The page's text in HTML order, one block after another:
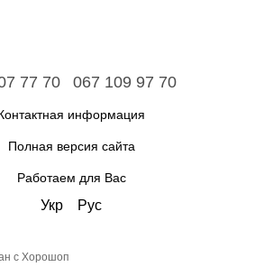
77 70 067 109 97 70
информация
Полная версия сайта
Работаем для Вас
Укр Рус
с Хорошоп